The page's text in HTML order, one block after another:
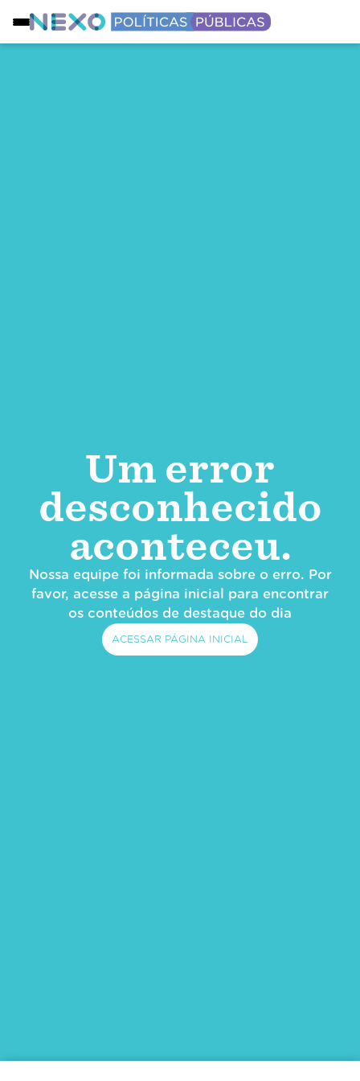
Um error
desconhecido
aconteceu.
Nossa equipe foi informada sobre o erro. Por
favor, acesse a página inicial para encontrar
os conteúdos de destaque do dia
ACESSAR PÁGINA INICIAL